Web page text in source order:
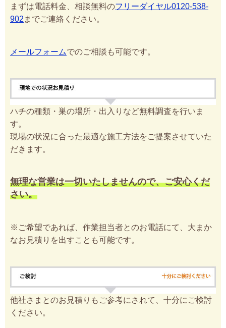
まずは電話料金、相談無料のフリーダイヤル0120-538-
902 までご連絡ください。
メールフォームでのご相談も可能です。
ハチの種類・巣の場所・出入りなど無料調査を行いま
す。
現場の状況に合った最適な施工方法をご提案させていた
だきます。
無理な営業は一切いたしませんので、ご安心くだ
さい。
※ご希望であれば、作業担当者とのお電話にて、大まか
なお見積りを出すことも可能です。
他社さまとのお見積りもご参考にされて、十分にご検討
ください。